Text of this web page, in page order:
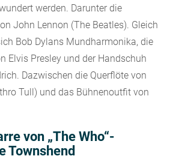
werden. Darunter die
John Lennon (The Beatles). Gleich
Bob Dylans Mundharmonika, die
Elvis Presley und der Handschuh
Dazwischen die Querflöte von
Tull) und das Bühnenoutfit von
von „The Who“-
Townshend